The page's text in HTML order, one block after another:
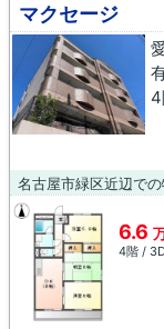
マクセージ
6.6
4階 /